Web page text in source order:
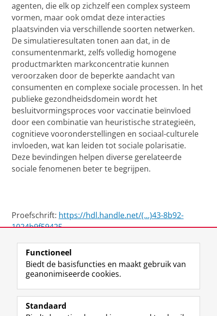
agenten, die elk op zichzelf een complex systeem
vormen, maar ook omdat deze interacties
plaatsvinden via verschillende soorten netwerken.
De simulatieresultaten tonen aan dat, in de
consumentenmarkt, zelfs volledig homogene
productmarkten markconcentratie kunnen
veroorzaken door de beperkte aandacht van
consumenten en complexe sociale processen. In het
publieke gezondheidsdomein wordt het
besluitvormingsproces voor vaccinatie beïnvloed
door een combinatie van heuristische strategieën,
cognitieve vooronderstellingen en sociaal-culturele
invloeden, wat kan leiden tot sociale polarisatie.
Deze bevindingen helpen diverse gerelateerde
sociale fenomenen beter te begrijpen.
Proefschrift: https://hdl.handle.net/(...)43-8b92-
1024b9f59425
View this page in:English
Volg de RUG
F
a
L
i
R
S
I
n
Y
o
Functioneel
Biedt de basisfuncties en maakt gebruik van
geanonimiseerde cookies.
Standaard